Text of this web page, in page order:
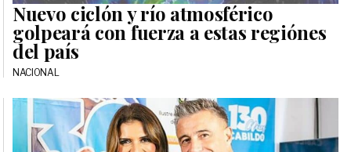
Nuevo ciclón y río atmosférico
golpeará con fuerza a estas regiónes
del país
NACIONAL